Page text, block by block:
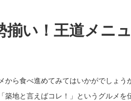
揃い！王道メニ
ら食べ進めてみてはいかがでしょうか
地と言えばコレ！」というグルメを